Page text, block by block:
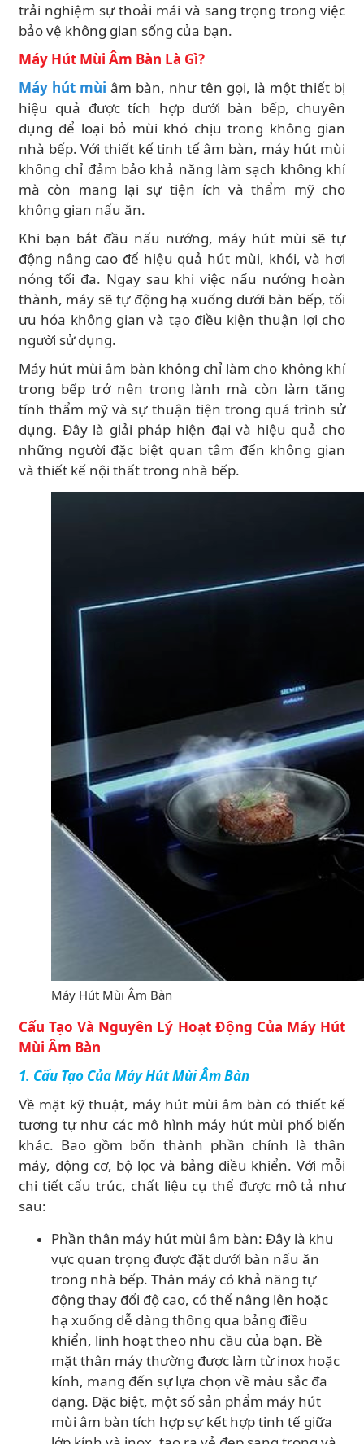
trải nghiệm sự thoải mái và sang trọng trong việc
bảo vệ không gian sống của bạn.
Máy Hút Mùi Âm Bàn Là Gì?
Máy hút mùi âm bàn, như tên gọi, là một thiết bị
hiệu quả được tích hợp dưới bàn bếp, chuyên
dụng để loại bỏ mùi khó chịu trong không gian
nhà bếp. Với thiết kế tinh tế âm bàn, máy hút mùi
không chỉ đảm bảo khả năng làm sạch không khí
mà còn mang lại sự tiện ích và thẩm mỹ cho
không gian nấu ăn.
Khi bạn bắt đầu nấu nướng, máy hút mùi sẽ tự
động nâng cao để hiệu quả hút mùi, khói, và hơi
nóng tối đa. Ngay sau khi việc nấu nướng hoàn
thành, máy sẽ tự động hạ xuống dưới bàn bếp, tối
ưu hóa không gian và tạo điều kiện thuận lợi cho
người sử dụng.
Máy hút mùi âm bàn không chỉ làm cho không khí
trong bếp trở nên trong lành mà còn làm tăng
tính thẩm mỹ và sự thuận tiện trong quá trình sử
dụng. Đây là giải pháp hiện đại và hiệu quả cho
những người đặc biệt quan tâm đến không gian
và thiết kế nội thất trong nhà bếp.
Máy Hút Mùi Âm Bàn
Cấu Tạo Và Nguyên Lý Hoạt Động Của Máy Hút
Mùi Âm Bàn
1. Cấu Tạo Của Máy Hút Mùi Âm Bàn
Về mặt kỹ thuật, máy hút mùi âm bàn có thiết kế
tương tự như các mô hình máy hút mùi phổ biến
khác. Bao gồm bốn thành phần chính là thân
máy, động cơ, bộ lọc và bảng điều khiển. Với mỗi
chi tiết cấu trúc, chất liệu cụ thể được mô tả như
sau:
Phần thân máy hút mùi âm bàn: Đây là khu
vực quan trọng được đặt dưới bàn nấu ăn
trong nhà bếp. Thân máy có khả năng tự
động thay đổi độ cao, có thể nâng lên hoặc
hạ xuống dễ dàng thông qua bảng điều
khiển, linh hoạt theo nhu cầu của bạn. Bề
mặt thân máy thường được làm từ inox hoặc
kính, mang đến sự lựa chọn về màu sắc đa
dạng. Đặc biệt, một số sản phẩm máy hút
mùi âm bàn tích hợp sự kết hợp tinh tế giữa